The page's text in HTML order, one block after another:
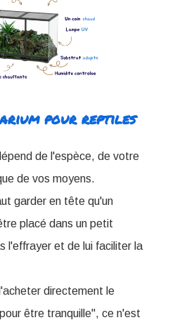
pour reptiles
de l'espèce, de votre
de vos moyens.
garder en tête qu'un
placé dans un petit
l'effrayer et de lui faciliter la
directement le
être tranquille", ce n'est